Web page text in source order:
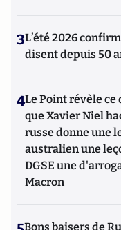
3L’été 2026
disent depuis 50
4Le Point révèle
que Xavier Niel
russe donne une
australien une
DGSE une
Macron
Bons baisers de